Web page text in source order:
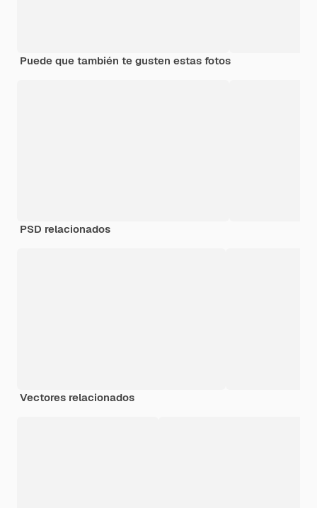
Puede que también te gusten estas fotos
PSD relacionados
Vectores relacionados